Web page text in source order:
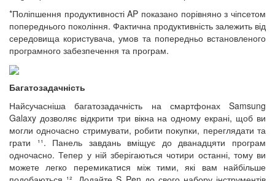
*Поліпшення продуктивності AP показано порівняно з чіпсетом
попереднього покоління. Фактична продуктивність залежить від
середовища користувача, умов та попередньо встановленого
програмного забезпечення та програм.
Багатозадачність
Найсучасніша багатозадачність на смартфонах Samsung
Galaxy дозволяє відкрити три вікна на одному екрані, щоб ви
могли одночасно стримувати, робити покупки, переглядати та
грати ¹¹. Панель завдань вміщує до дванадцяти програм
одночасно. Тепер у ній зберігаються чотири останні, тому ви
можете легко перемикатися між тими, які вам найбільше